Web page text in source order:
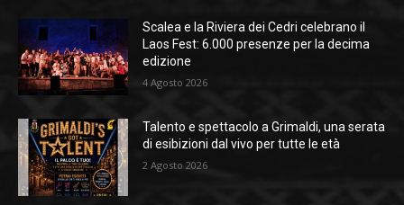
Scalea e la Riviera dei Cedri celebrano il
Laos Fest: 6.000 presenze per la decima
edizione
4 Agosto 2026
Talento e spettacolo a Grimaldi, una serata
di esibizioni dal vivo per tutte le età
2 Agosto 2026